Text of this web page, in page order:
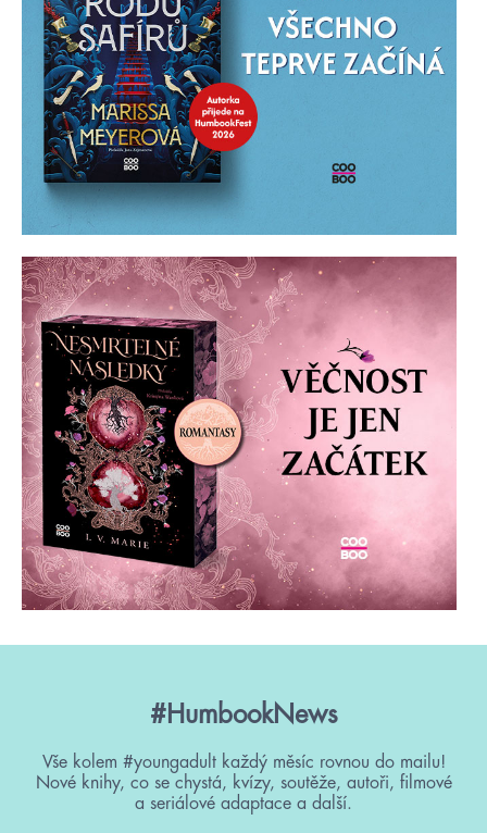
#HumbookNews
Vše kolem #youngadult každý měsíc rovnou do mailu!
Nové knihy, co se chystá, kvízy, soutěže, autoři, filmové
a seriálové adaptace a další.